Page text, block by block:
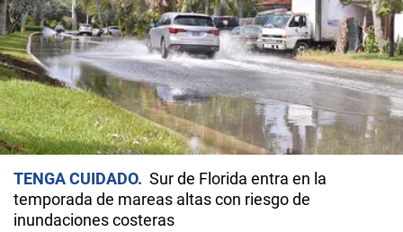
TENGA CUIDADO
Sur de Florida entra en la
temporada de mareas altas con riesgo de
inundaciones costeras